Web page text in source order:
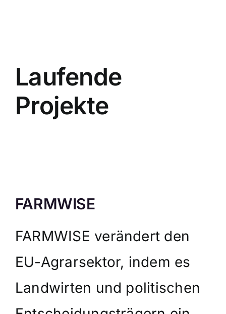
Laufende
Projekte
FARMWISE
FARMWISE verändert den
EU-Agrarsektor, indem es
Landwirten und politischen